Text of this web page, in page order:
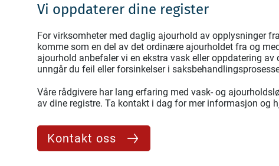
Vi oppdaterer dine register
For virksomheter med daglig ajourhold av opplysninger
komme som en del av det ordinære ajourholdet fra og
ajourhold anbefaler vi en ekstra vask eller oppdatering
unngår du feil eller forsinkelser i
Våre rådgivere har lang erfaring med vask- og
av dine registre. Ta kontakt i dag for mer informasjon og
Kontakt oss